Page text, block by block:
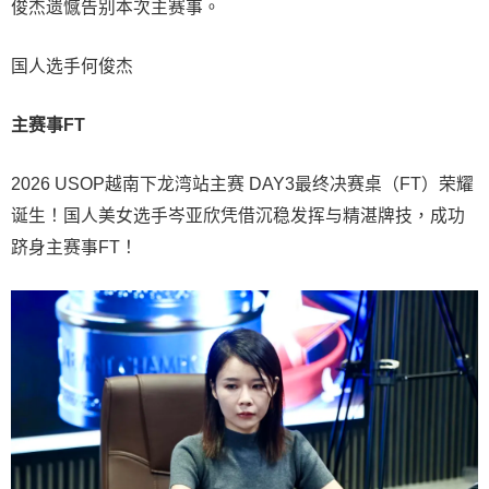
俊杰遗憾告别本次主赛事。
国人选手何俊杰
主赛事FT
2026 USOP越南下龙湾站主赛 DAY3最终决赛桌（FT）荣耀
诞生！国人美女选手岑亚欣凭借沉稳发挥与精湛牌技，成功
跻身主赛事FT！